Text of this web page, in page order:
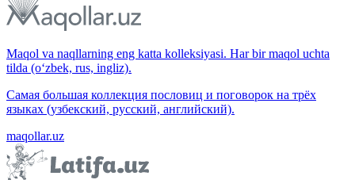
Maqol va naqllarning eng katta kolleksiyasi. Har bir maqol uchta
tilda (o‘zbek, rus, ingliz).
Самая большая коллекция пословиц и поговорок на трёх
языках (узбекский, русский, английский).
maqollar.uz